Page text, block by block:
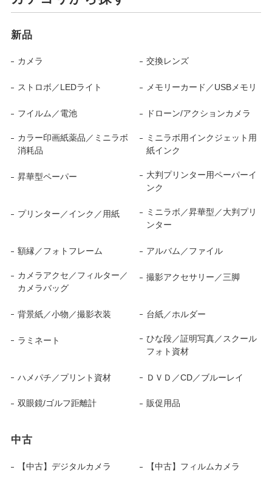
新品
カメラ 交換レンズ
ストロボ／LEDライト メモリーカード／USBメモリ
フイルム／電池 ドローン/アクションカメラ
カラー印画紙薬品／ミニラボ
消耗品
ミニラボ用インクジェット用
紙インク
昇華型ペーパー
大判プリンター用ペーパーイ
ンク
プリンター／インク／用紙
ミニラボ／昇華型／大判プリ
ンター
額縁／フォトフレーム アルバム／ファイル
カメラアクセ／フィルター／
カメラバッグ
撮影アクセサリー／三脚
背景紙／小物／撮影衣装 台紙／ホルダー
ラミネート
ひな段／証明写真／スクール
フォト資材
ハメパチ／プリント資材 ＤＶＤ／CD／ブルーレイ
双眼鏡/ゴルフ距離計 販促用品
中古
【中古】デジタルカメラ 【中古】フィルムカメラ